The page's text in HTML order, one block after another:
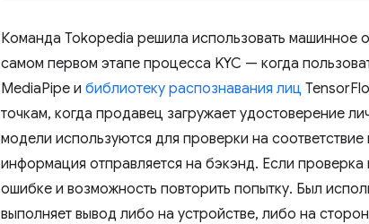
Команда Tokopedia решила использовать машинное
самом первом этапе процесса KYC — когда
MediaPipe и библиотеку распознавания лиц
точкам, когда продавец загружает удостоверение
модели используются для проверки на
информация отправляется на бэкэнд. Если
ошибке и возможность повторить попытку. Был
выполняет вывод либо на устройстве, либо на